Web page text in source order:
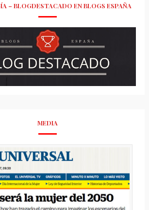
– BLOGDESTACADO EN BLOGS ESPAÑA
MEDIA